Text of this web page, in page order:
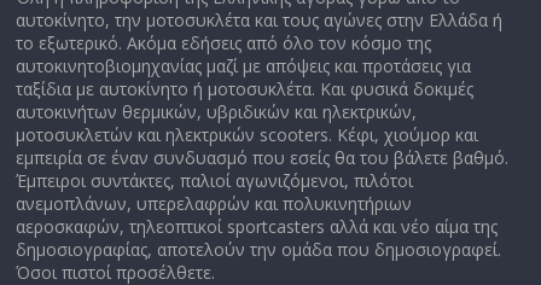
αυτοκίνητο, την μοτοσυκλέτα και τους αγώνες στην Ελλάδα ή
το εξωτερικό. Ακόμα εδήσεις από όλο τον κόσμο της
αυτοκινητοβιομηχανίας μαζί με απόψεις και προτάσεις για
ταξίδια με αυτοκίνητο ή μοτοσυκλέτα. Και φυσικά δοκιμές
αυτοκινήτων θερμικών, υβριδικών και ηλεκτρικών,
μοτοσυκλετών και ηλεκτρικών scooters. Κέφι, χιούμορ και
εμπειρία σε έναν συνδυασμό που εσείς θα του βάλετε βαθμό.
Έμπειροι συντάκτες, παλιοί αγωνιζόμενοι, πιλότοι
ανεμοπλάνων, υπερελαφρών και πολυκινητήριων
αεροσκαφών, τηλεοπτικοί sportcasters αλλά και νέο αίμα της
δημοσιογραφίας, αποτελούν την ομάδα που δημοσιογραφεί.
Όσοι πιστοί προσέλθετε.